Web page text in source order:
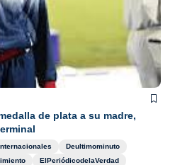
de plata a su madre,
Deultimominuto
ElPeriódicodelaVerdad